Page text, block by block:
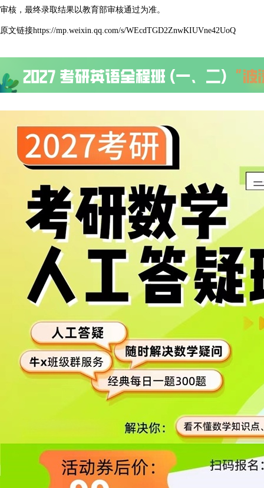
审核，最终录取结果以教育部审核通过为准。
原文链接https://mp.weixin.qq.com/s/WEcdTGD2ZnwKIUVne42UoQ